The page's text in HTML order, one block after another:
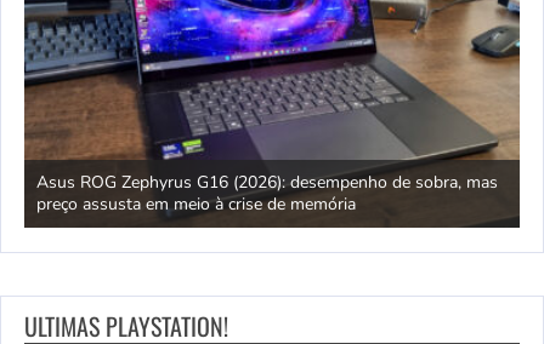
Asus ROG Zephyrus G16 (2026): desempenho de sobra, mas
preço assusta em meio à crise de memória
ULTIMAS PLAYSTATION!